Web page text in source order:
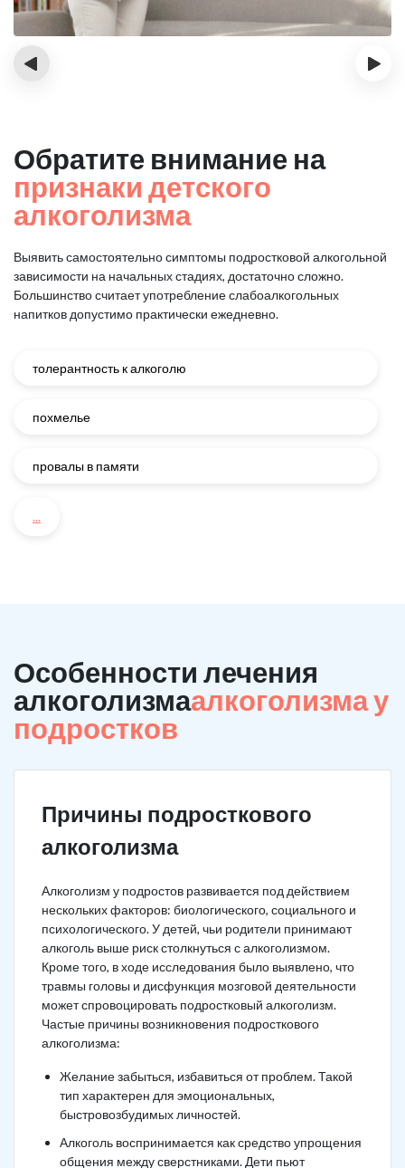
‹ ›
Обратите внимание на
признаки детского
алкоголизма
Выявить самостоятельно симптомы подростковой алкогольной
зависимости на начальных стадиях, достаточно сложно.
Большинство считает употребление слабоалкогольных
напитков допустимо практически ежедневно.
толерантность к алкоголю
похмелье
провалы в памяти
...
Особенности лечения
алкоголизмаалкоголизма у
подростков
Причины подросткового
алкоголизма
Алкоголизм у подростов развивается под действием
нескольких факторов: биологического, социального и
психологического. У детей, чьи родители принимают
алкоголь выше риск столкнуться с алкоголизмом.
Кроме того, в ходе исследования было выявлено, что
травмы головы и дисфункция мозговой деятельности
может спровоцировать подростковый алкоголизм.
Частые причины возникновения подросткового
алкоголизма:
Желание забыться, избавиться от проблем. Такой
тип характерен для эмоциональных,
быстровозбудимых личностей.
Алкоголь воспринимается как средство упрощения
общения между сверстниками. Дети пьют